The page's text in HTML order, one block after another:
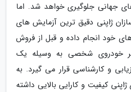
جهانی جلوگیری خواهد شد. اما
ژاپنی دقیق ترین آزمایش های
خود انجام داده و قبل از فروش
خودروی شخصی به وسیله یک
و کارشناسی قرار می گیرد. به
کیفیت و کارایی بالایی داشته